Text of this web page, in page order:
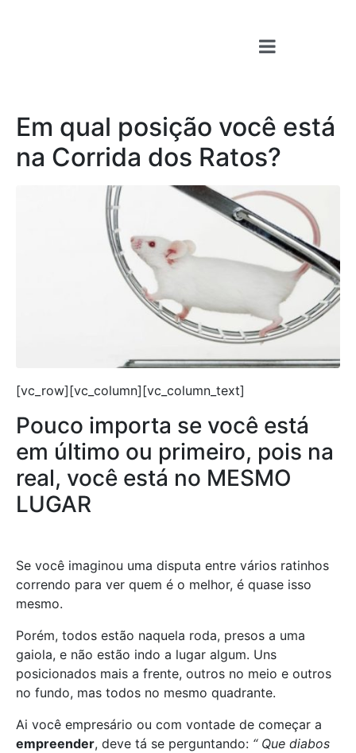
Em qual posição você está
na Corrida dos Ratos?
[vc_row][vc_column][vc_column_text]
Pouco importa se você está
em último ou primeiro, pois na
real, você está no MESMO
LUGAR
Se você imaginou uma disputa entre vários ratinhos
correndo para ver quem é o melhor, é quase isso
mesmo.
Porém, todos estão naquela roda, presos a uma
gaiola, e não estão indo a lugar algum. Uns
posicionados mais a frente, outros no meio e outros
no fundo, mas todos no mesmo quadrante.
Ai você empresário ou com vontade de começar a
empreender, deve tá se perguntando: “ Que diabos